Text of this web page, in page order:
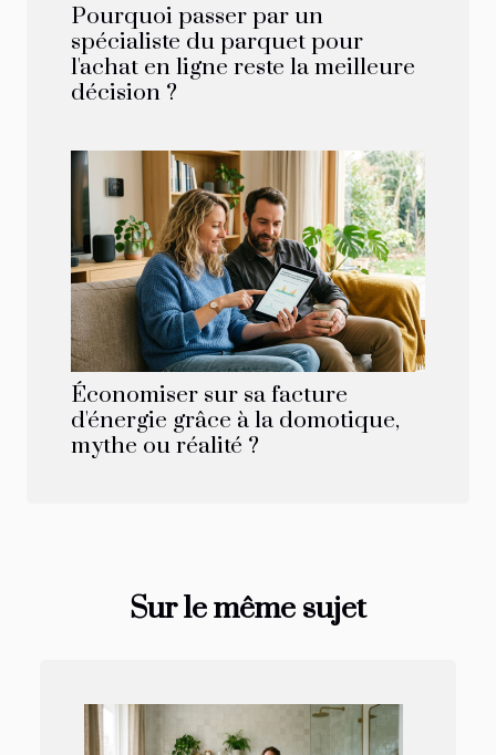
Pourquoi passer par un
spécialiste du parquet pour
l'achat en ligne reste la meilleure
décision ?
Économiser sur sa facture
d'énergie grâce à la domotique,
mythe ou réalité ?
Sur le même sujet